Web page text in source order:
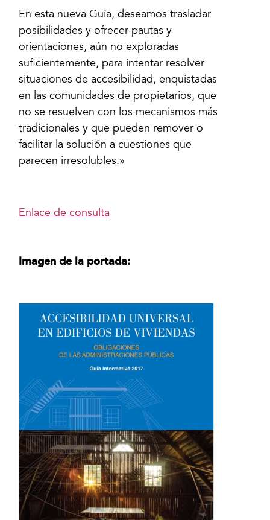
En esta nueva Guía, deseamos trasladar
posibilidades y ofrecer pautas y
orientaciones, aún no exploradas
suficientemente, para intentar resolver
situaciones de accesibilidad, enquistadas
en las comunidades de propietarios, que
no se resuelven con los mecanismos más
tradicionales y que pueden remover o
facilitar la solución a cuestiones que
parecen irresolubles.»
Enlace de consulta
Imagen de la portada: